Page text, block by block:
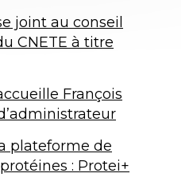
joint au conseil
CNETE à titre
François
plateforme de
: Protei+